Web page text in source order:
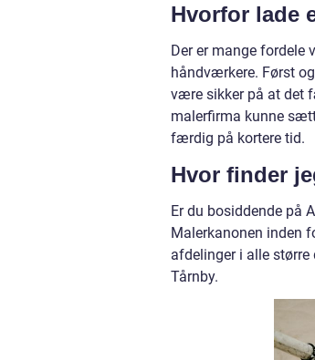
Hvorfor lade
Der er mange fordele
håndværkere. Først
være sikker på at det
malerfirma kunne
færdig på kortere tid.
Hvor finder
Er du bosiddende på
Malerkanonen inden
afdelinger i alle
Tårnby.